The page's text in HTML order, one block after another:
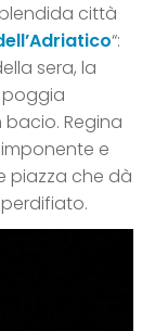
città
“:
sera, la
bacio. Regina
e
piazza che dà